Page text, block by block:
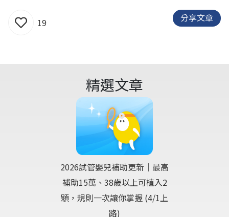
19 分享文章
精選文章
2026試管嬰兒補助更新｜最高
補助15萬、38歲以上可植入2
顆，規則一次讓你掌握 (4/1上
路)